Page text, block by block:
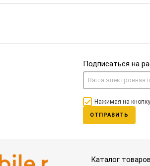
Подписаться на
Нажимая на
ОТПРАВИТЬ
Каталог товаров